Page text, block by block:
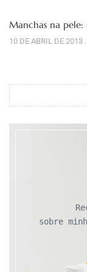
Manchas na
10 DE ABRIL DE 2013
sobre